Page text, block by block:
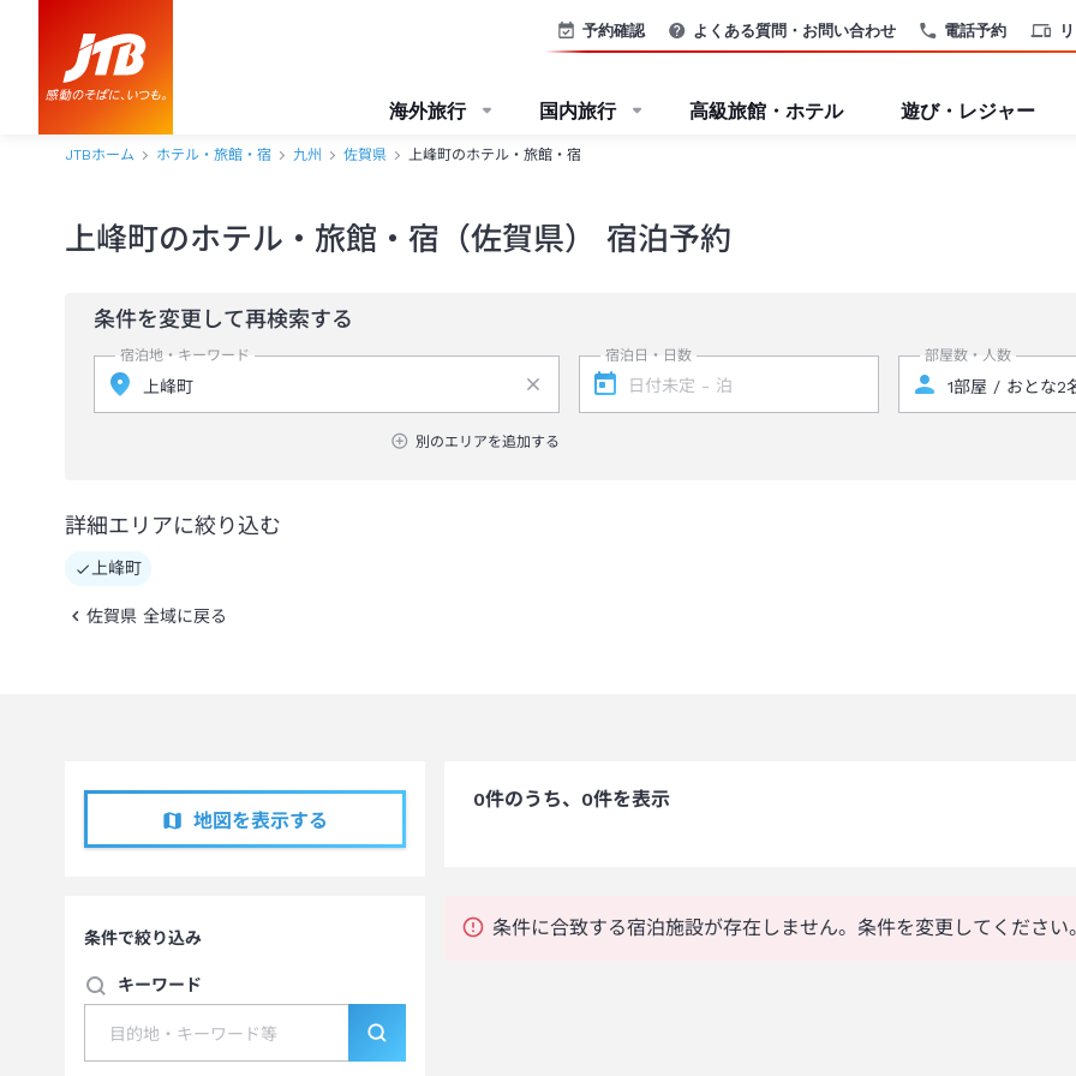
電話予約
予約確認 よくある質問・お問い合わせ
海外旅行 国内旅行 高級旅館・ホテル 遊び・レジャー
JTBホーム ホテル・旅館・宿 九州 佐賀県 上峰町のホテル・旅館・宿
上峰町のホテル・旅館・宿（佐賀県） 宿泊予約
条件を変更して再検索する
宿泊地・キーワード
別のエリアを追加する
宿泊日・日数 部屋数・人数
詳細エリアに絞り込む
上峰町
佐賀県 全域に戻る
地図を表示する
条件で絞り込み
キーワード
0件のうち、0件を表示
条件に合致する宿泊施設が存在しません。条件を変更してください